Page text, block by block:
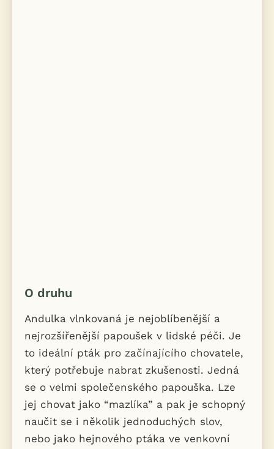
O druhu
Andulka vlnkovaná je nejoblíbenější a
nejrozšířenější papoušek v lidské péči. Je
to ideální pták pro začínajícího chovatele,
který potřebuje nabrat zkušenosti. Jedná
se o velmi společenského papouška. Lze
jej chovat jako “mazlíka” a pak je schopný
naučit se i několik jednoduchých slov,
nebo jako hejnového ptáka ve venkovní